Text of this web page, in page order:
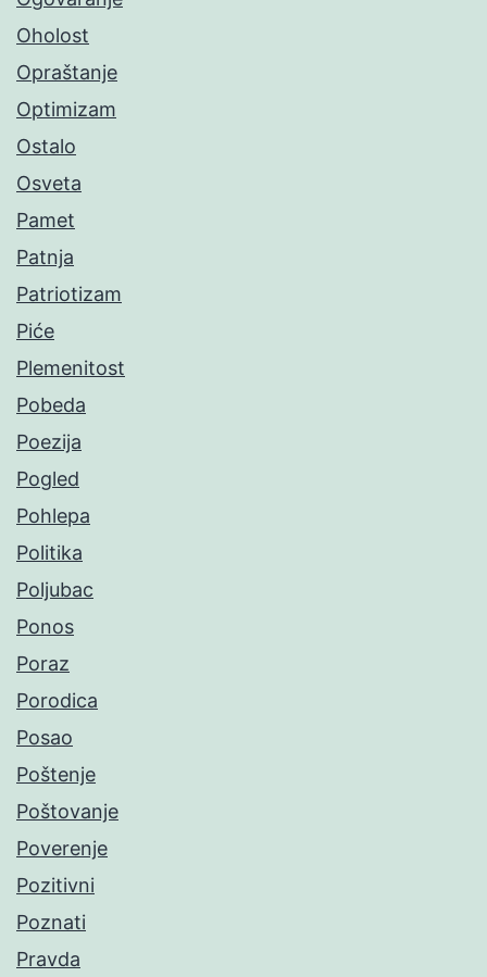
Oholost
Opraštanje
Optimizam
Ostalo
Osveta
Pamet
Patnja
Patriotizam
Piće
Plemenitost
Pobeda
Poezija
Pogled
Pohlepa
Politika
Poljubac
Ponos
Poraz
Porodica
Posao
Poštenje
Poštovanje
Poverenje
Pozitivni
Poznati
Pravda